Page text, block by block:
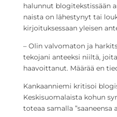
halunnut blogitekstissään
naista on lähestynyt tai
kirjoituksessaan yleisen
– Olin valvomaton ja
tekojani anteeksi niiltä,
haavoittanut. Määrää en
Kankaanniemi kritisoi
Keskisuomalaista kohun
toteaa samalla ”saaneensa